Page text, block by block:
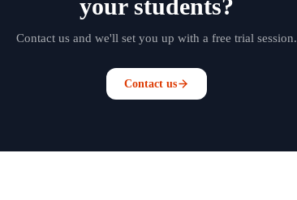
your students?
Contact us and we'll set you up with a free trial session.
Contact us